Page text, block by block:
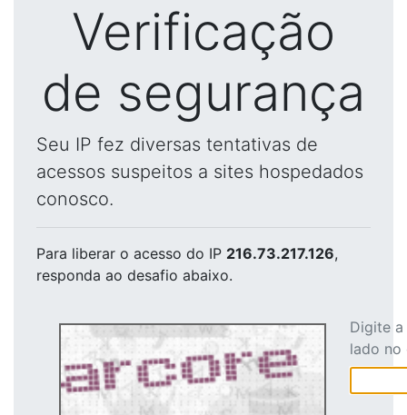
Verificação
de segurança
Seu IP fez diversas tentativas de
acessos suspeitos a sites hospedados
conosco.
Para liberar o acesso do IP 216.73.217.126,
responda ao desafio abaixo.
Digite
lado no